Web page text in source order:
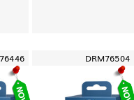
DRM76504